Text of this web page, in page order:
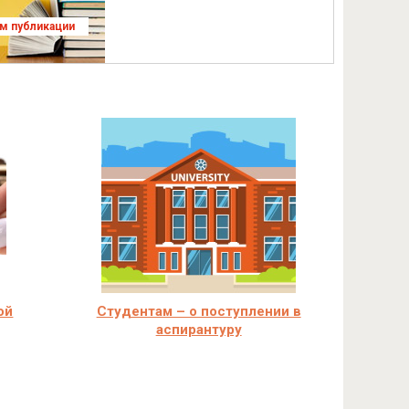
публикации
Студентам – о поступлении в
аспирантуру